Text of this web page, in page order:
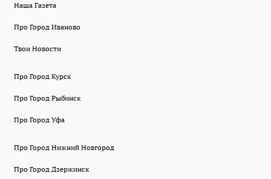
Наша Газета
Про Город Иваново
Твои Новости
Про Город Курск
Про Город Рыбинск
Про Город Уфа
Про Город Нижний Новгород
Про Город Дзержинск